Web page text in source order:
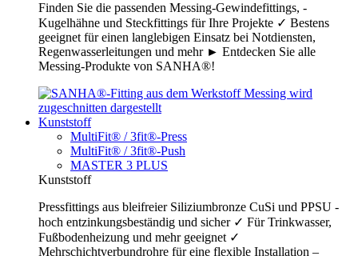
Finden Sie die passenden Messing-Gewindefittings, -
Kugelhähne und Steckfittings für Ihre Projekte ✓ Bestens
geeignet für einen langlebigen Einsatz bei Notdiensten,
Regenwasserleitungen und mehr ► Entdecken Sie alle
Messing-Produkte von SANHA®!
Kunststoff
MultiFit® / 3fit®-Press
MultiFit® / 3fit®-Push
MASTER 3 PLUS
Kunststoff
Pressfittings aus bleifreier Siliziumbronze CuSi und PPSU -
hoch entzinkungsbeständig und sicher ✓ Für Trinkwasser,
Fußbodenheizung und mehr geeignet ✓
Mehrschichtverbundrohre für eine flexible Installation –